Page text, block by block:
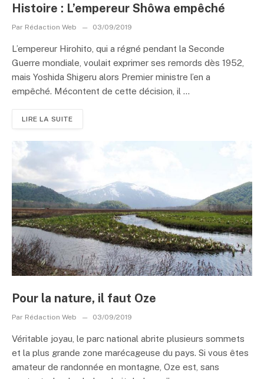
Histoire : L’empereur Shôwa empêché
Par Rédaction Web 03/09/2019
L’empereur Hirohito, qui a régné pendant la Seconde
Guerre mondiale, voulait exprimer ses remords dès 1952,
mais Yoshida Shigeru alors Premier ministre l’en a
empêché. Mécontent de cette décision, il ...
LIRE LA SUITE
Pour la nature, il faut Oze
Par Rédaction Web 03/09/2019
Véritable joyau, le parc national abrite plusieurs sommets
et la plus grande zone marécageuse du pays. Si vous êtes
amateur de randonnée en montagne, Oze est, sans